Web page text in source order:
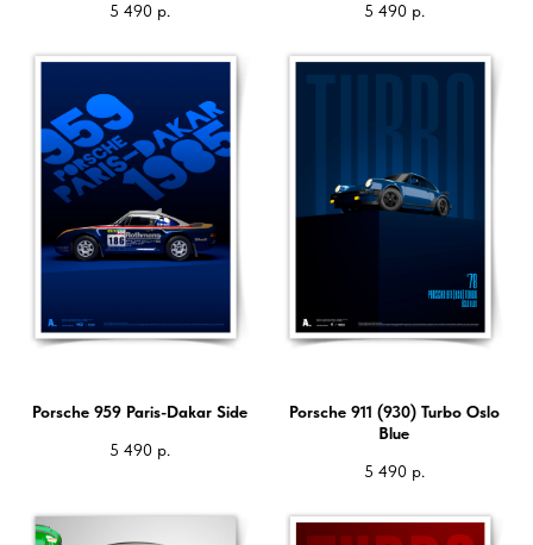
5 490 р.
5 490 р.
Porsche 959 Paris-Dakar Side
5 490 р.
Porsche 911 (930) Turbo Oslo
Blue
5 490 р.